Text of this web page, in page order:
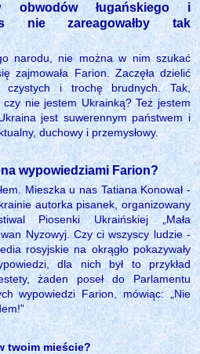
obwodów ługańskiego i
nie zareagowałby tak
narodu, nie można w nim szukać
zajmowała Farion. Zaczęła dzielić
czystych i trochę brudnych. Tak,
nie jestem Ukrainką? Też jestem
jest suwerennym państwem i
duchowy i przemysłowy.
wypowiedziami Farion?
Mieszka u nas Tatiana Konował -
autorka pisanek, organizowany
Piosenki Ukraińskiej „Mała
Nyzowyj. Czy ci wszyscy ludzie -
rosyjskie na okrągło pokazywały
dla nich był to przykład
żaden poseł do Parlamentu
wypowiedzi Farion, mówiąc: „Nie
twoim mieście?